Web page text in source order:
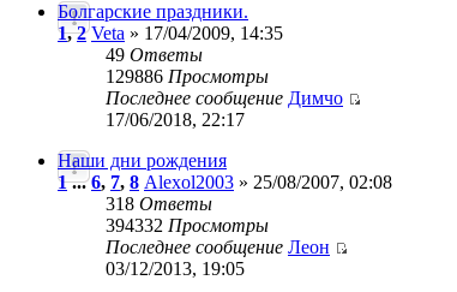
Болгарские праздники.
1,2 Veta » 17/04/2009, 14:35
49 Ответы
129886 Просмотры
Последнее сообщение Димчо
17/06/2018, 22:17
Наши дни рождения
1...6, 7, 8 Alexol2003 » 25/08/2007, 02:08
318 Ответы
394332 Просмотры
Последнее сообщение Леон
03/12/2013, 19:05